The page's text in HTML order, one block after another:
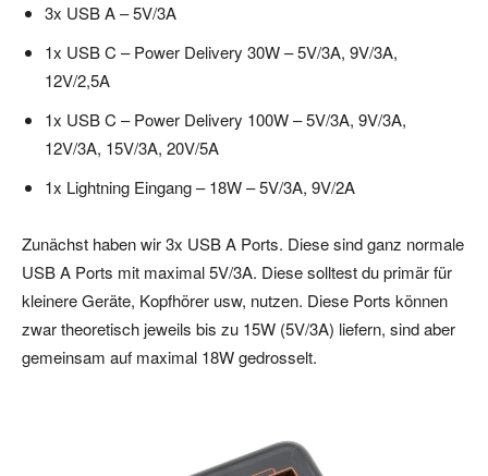
3x USB A – 5V/3A
1x USB C – Power Delivery 30W – 5V/3A, 9V/3A,
12V/2,5A
1x USB C – Power Delivery 100W – 5V/3A, 9V/3A,
12V/3A, 15V/3A, 20V/5A
1x Lightning Eingang – 18W – 5V/3A, 9V/2A
Zunächst haben wir 3x USB A Ports. Diese sind ganz normale
USB A Ports mit maximal 5V/3A. Diese solltest du primär für
kleinere Geräte, Kopfhörer usw, nutzen. Diese Ports können
zwar theoretisch jeweils bis zu 15W (5V/3A) liefern, sind aber
gemeinsam auf maximal 18W gedrosselt.